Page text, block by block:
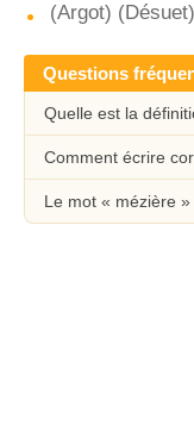
(Argot)
Questions
Quelle est la
Comment écrire
Le mot « mézière